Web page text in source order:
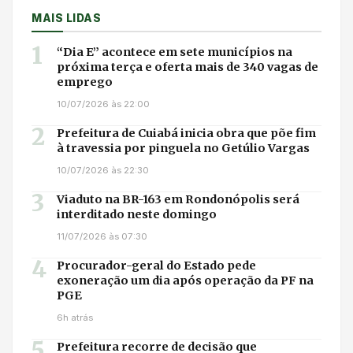
MAIS LIDAS
1
“Dia E” acontece em sete municípios na
próxima terça e oferta mais de 340 vagas de
emprego
10/07/2026 às 22:00
2
Prefeitura de Cuiabá inicia obra que põe fim
à travessia por pinguela no Getúlio Vargas
10/07/2026 às 22:30
3
Viaduto na BR-163 em Rondonópolis será
interditado neste domingo
11/07/2026 às 07:30
4
Procurador-geral do Estado pede
exoneração um dia após operação da PF na
PGE
6h atrás
Prefeitura recorre de decisão que